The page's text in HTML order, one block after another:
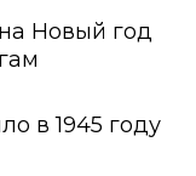
Новый год
в 1945 году